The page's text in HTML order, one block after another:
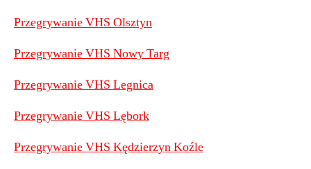
Przegrywanie VHS Olsztyn
Przegrywanie VHS Nowy Targ
Przegrywanie VHS Legnica
Przegrywanie VHS Lębork
Przegrywanie VHS Kędzierzyn Koźle